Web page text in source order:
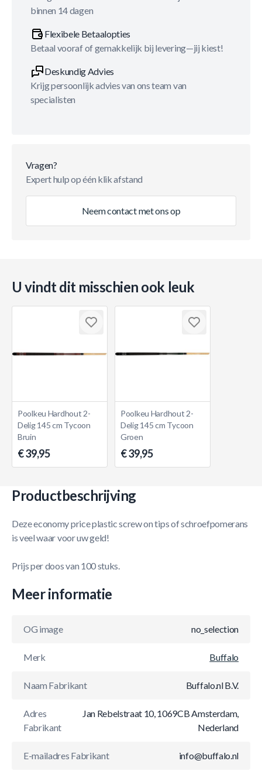
binnen 14 dagen
Flexibele Betaalopties
Betaal vooraf of gemakkelijk bij levering—jij kiest!
Deskundig Advies
Krijg persoonlijk advies van ons team van
specialisten
Vragen?
Expert hulp op één klik afstand
Neem contact met ons op
U vindt dit misschien ook leuk
Poolkeu Hardhout 2-
Delig 145 cm Tycoon
Bruin
€ 39,95
Poolkeu Hardhout 2-
Delig 145 cm Tycoon
Groen
€ 39,95
Productbeschrijving
Deze economy price plastic screw on tips of schroefpomerans
is veel waar voor uw geld!
Prijs per doos van 100 stuks.
Meer informatie
OG image no_selection
Merk Buffalo
Naam Fabrikant Buffalo.nl B.V.
Adres
Fabrikant
Jan Rebelstraat 10, 1069CB Amsterdam,
Nederland
E-mailadres Fabrikant info@buffalo.nl